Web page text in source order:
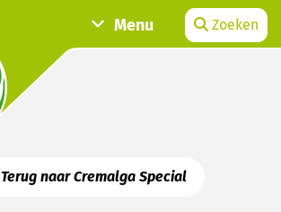
Menu Zoeken
Terug naar Cremalga Special